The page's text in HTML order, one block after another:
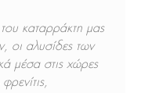
καταρράκτη μας
οι αλυσίδες των
μέσα στις χώρες